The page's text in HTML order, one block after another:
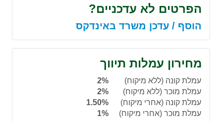
הפרטים לא עדכניים?
הוסף / עדכן משרד באינדקס
מחירון עמלות תיווך
עמלת קונה (ללא מיקוח)
2%
עמלת מוכר (ללא מיקוח)
2%
עמלת קונה (אחרי מיקוח)
1.50%
עמלת מוכר (אחרי מיקוח)
1%